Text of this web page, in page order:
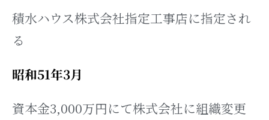
積水ハウス株式会社指定工事店に指定され
る
昭和51年3月
資本金3,000万円にて株式会社に組織変更